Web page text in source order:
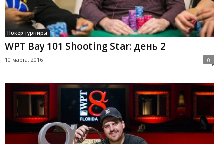
Покер турниры
WPT Bay 101 Shooting Star: день 2
10 марта, 2016 0